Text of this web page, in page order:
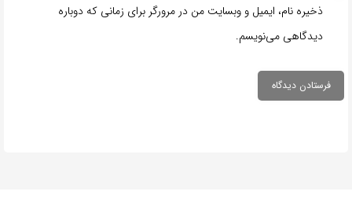
ذخیره نام، ایمیل و وبسایت من در مرورگر برای زمانی که دوباره
دیدگاهی می‌نویسم.